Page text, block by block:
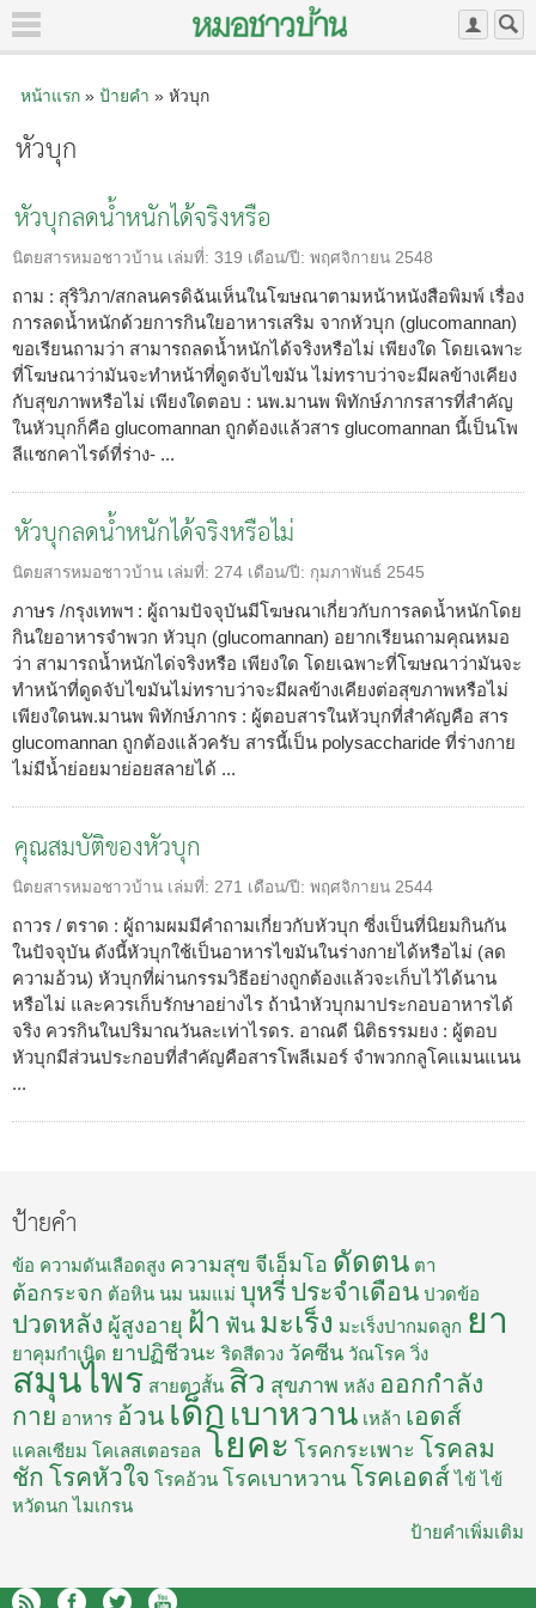
หน้าแรก» ป้ายคำ » หัวบุก
หัวบุก
หัวบุกลดน้ำหนักได้จริงหรือ
นิตยสารหมอชาวบ้าน เล่มที่: 319 เดือน/ปี: พฤศจิกายน 2548
ถาม : สุริวิภา/สกลนครดิฉันเห็นในโฆษณาตามหน้าหนังสือพิมพ์ เรื่อง
การลดน้ำหนักด้วยการกินใยอาหารเสริม จากหัวบุก (glucomannan)
ขอเรียนถามว่า สามารถลดน้ำหนักได้จริงหรือไม่ เพียงใด โดยเฉพาะ
ที่โฆษณาว่ามันจะทำหน้าที่ดูดจับไขมัน ไม่ทราบว่าจะมีผลข้างเคียง
กับสุขภาพหรือไม่ เพียงใดตอบ : นพ.มานพ พิทักษ์ภากรสารที่สำคัญ
ในหัวบุกก็คือ glucomannan ถูกต้องแล้วสาร glucomannan นี้เป็นโพ
ลีแซกคาไรด์ที่ร่าง- ...
หัวบุกลดน้ำหนักได้จริงหรือไม่
นิตยสารหมอชาวบ้าน เล่มที่: 274 เดือน/ปี: กุมภาพันธ์ 2545
ภาษร /กรุงเทพฯ : ผู้ถามปัจจุบันมีโฆษณาเกี่ยวกับการลดน้ำหนักโดย
กินใยอาหารจำพวก หัวบุก (glucomannan) อยากเรียนถามคุณหมอ
ว่า สามารถน้ำหนักได่จริงหรือ เพียงใด โดยเฉพาะที่โฆษณาว่ามันจะ
ทำหน้าที่ดูดจับไขมันไม่ทราบว่าจะมีผลข้างเคียงต่อสุขภาพหรือไม่
เพียงใดนพ.มานพ พิทักษ์ภากร : ผู้ตอบสารในหัวบุกที่สำคัญคือ สาร
glucomannan ถูกต้องแล้วครับ สารนี้เป็น polysaccharide ที่ร่างกาย
ไม่มีน้ำย่อยมาย่อยสลายได้ ...
คุณสมบัติของหัวบุก
นิตยสารหมอชาวบ้าน เล่มที่: 271 เดือน/ปี: พฤศจิกายน 2544
ถาวร / ตราด : ผู้ถามผมมีคำถามเกี่ยวกับหัวบุก ซี่งเป็นที่นิยมกินกัน
ในปัจจุบัน ดังนี้หัวบุกใช้เป็นอาหารไขมันในร่างกายได้หรือไม่ (ลด
ความอ้วน) หัวบุกที่ผ่านกรรมวิธีอย่างถูกต้องแล้วจะเก็บไว้ได้นาน
หรือไม่ และควรเก็บรักษาอย่างไร ถ้านำหัวบุกมาประกอบอาหารได้
จริง ควรกินในปริมาณวันละเท่าไรดร. อาณดี นิติธรรมยง : ผู้ตอบ
หัวบุกมีส่วนประกอบที่สำคัญคือสารโพลีเมอร์ จำพวกกลูโคแมนแนน
...
ป้ายคำ
ข้อ ความดันเลือดสูง ความสุข จีเอ็มโอ ดัดตน ตา
ต้อกระจก ต้อหิน นม นมแม่ บุหรี่ ประจำเดือน ปวดข้อ
ปวดหลัง ผู้สูงอายุ ฝ้า ฟัน มะเร็ง มะเร็งปากมดลูก ยา
ยาคุมกำเนิด ยาปฏิชีวนะ ริดสีดวง วัคซีน วัณโรค วิ่ง
สมุนไพร สายตาสั้น สิว สุขภาพ หลัง ออกกำลัง
กาย อาหาร อ้วน เด็ก เบาหวาน เหล้า เอดส์
แคลเซียม โคเลสเตอรอล โยคะ โรคกระเพาะ โรคลม
ชัก โรคหัวใจ โรคอ้วน โรคเบาหวาน โรคเอดส์ ไข้ ไข้
หวัดนก ไมเกรน
ป้ายคำเพิ่มเติม